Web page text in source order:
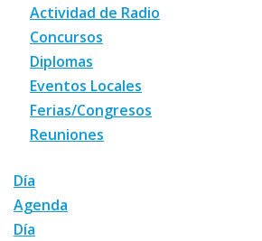
Actividad de Radio
Concursos
Diplomas
Eventos Locales
Ferias/Congresos
Reuniones
Día
Agenda
Día